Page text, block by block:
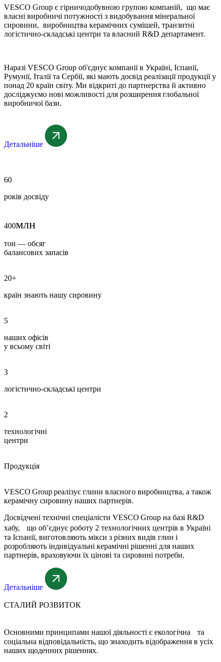
VESCO Group є гірничодобувною групою компаній, що має
власні виробничі потужності з видобування мінеральної
сировини, виробництва керамічних сумішей, транзитні
логістично-складські центри та власний R&D департамент.
Наразі VESCO Group об'єднує компанії в Україні, Іспанії,
Румунії, Італії та Сербії, які мають досвід реалізації продукції у
понад 20 країн світу. Ми відкриті до партнерства й активно
досліджуємо нові можливості для розширення глобальної
виробничої бази.
Детальніше
60
років досвіду
400млн
тон — обсяг
балансових запасів
20+
країн знають нашу сировину
5
наших офісів
у всьому світі
3
логістично-складські центри
2
технологічні
центри
Продукція
VESCO Group реалізує глини власного виробництва, а також
керамічну сировину наших партнерів.
Досвідчені технічні спеціалісти VESCO Group на базі R&D
хабу, що об’єднує роботу 2 технологічних центрів в Україні
та Іспанії, виготовляють мікси з різних видів глин і
розробляють індивідуальні керамічні рішенні для наших
партнерів, враховуючи їх цінові та сировині потреби.
Детальніше
СТАЛИЙ РОЗВИТОК
Основними принципами нашої діяльності є екологічна та
соціальна відповідальність, що знаходить відображення в усіх
наших щоденних рішеннях.